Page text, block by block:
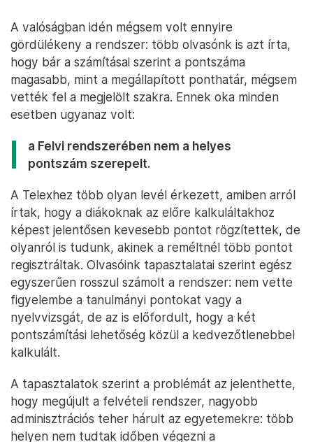
A valóságban idén mégsem volt ennyire
gördülékeny a rendszer: több olvasónk is azt írta,
hogy bár a számításai szerint a pontszáma
magasabb, mint a megállapított ponthatár, mégsem
vették fel a megjelölt szakra. Ennek oka minden
esetben ugyanaz volt:
a Felvi rendszerében nem a helyes
pontszám szerepelt.
A Telexhez több olyan levél érkezett, amiben arról
írtak, hogy a diákoknak az előre kalkuláltakhoz
képest jelentősen kevesebb pontot rögzítettek, de
olyanról is tudunk, akinek a reméltnél több pontot
regisztráltak. Olvasóink tapasztalatai szerint egész
egyszerűen rosszul számolt a rendszer: nem vette
figyelembe a tanulmányi pontokat vagy a
nyelvvizsgát, de az is előfordult, hogy a két
pontszámítási lehetőség közül a kedvezőtlenebbel
kalkulált.
A tapasztalatok szerint a problémát az jelenthette,
hogy megújult a felvételi rendszer, nagyobb
adminisztrációs teher hárult az egyetemekre: több
helyen nem tudtak időben végezni a